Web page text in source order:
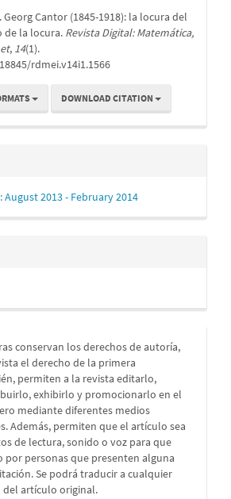
Georg Cantor (1845-1918): la locura del
la locura. Revista Digital: Matemática,
, 14(1).
rdmei.v14i1.1566
DOWNLOAD CITATION
August 2013 - February 2014
conservan los derechos de autoría,
el derecho de la primera
permiten a la revista editarlo,
exhibirlo y promocionarlo en el
mediante diferentes medios
Además, permiten que el artículo sea
de lectura, sonido o voz para que
por personas que presenten alguna
Se podrá traducir a cualquier
artículo original.